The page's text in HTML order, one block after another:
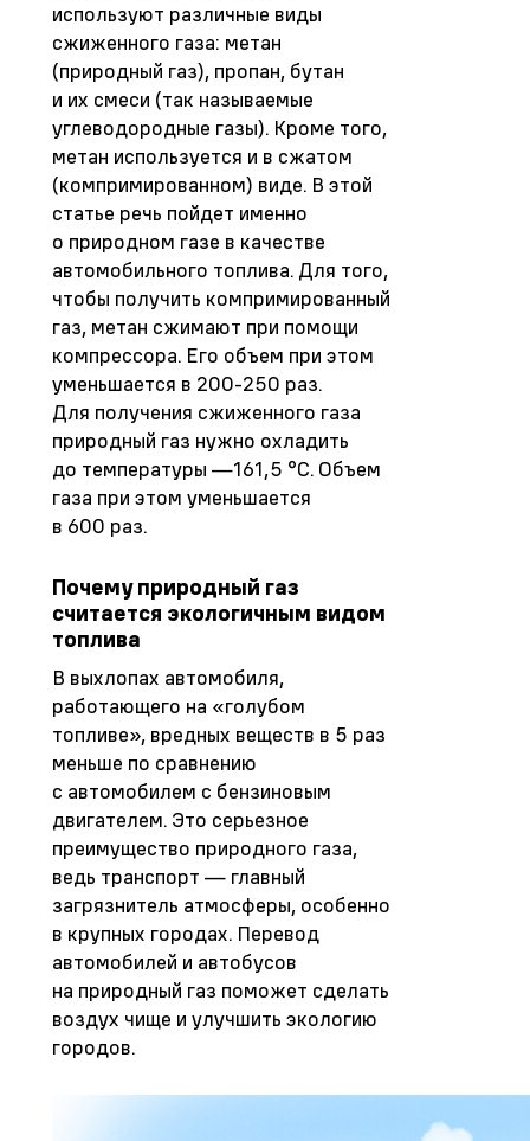
используют различные виды
сжиженного газа: метан
(природный газ), пропан, бутан
и их смеси (так называемые
углеводородные газы). Кроме того,
метан используется и в сжатом
(компримированном) виде. В этой
статье речь пойдет именно
о природном газе в качестве
автомобильного топлива. Для того,
чтобы получить компримированный
газ, метан сжимают при помощи
компрессора. Его объем при этом
уменьшается в 200-250 раз.
Для получения сжиженного газа
природный газ нужно охладить
до температуры —161,5 °С. Объем
газа при этом уменьшается
в 600 раз.
Почему природный газ
считается экологичным видом
топлива
В выхлопах автомобиля,
работающего на «голубом
топливе», вредных веществ в 5 раз
меньше по сравнению
с автомобилем с бензиновым
двигателем. Это серьезное
преимущество природного газа,
ведь транспорт — главный
загрязнитель атмосферы, особенно
в крупных городах. Перевод
автомобилей и автобусов
на природный газ поможет сделать
воздух чище и улучшить экологию
городов.